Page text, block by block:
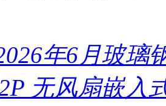
年6月玻璃
无风扇嵌入